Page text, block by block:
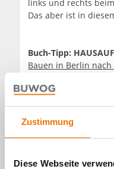
Zustimmung
Diese Webseite
links und rechts
Das aber ist in
Buch-Tipp:
Bauen in Berlin
Mehr im Podcast.